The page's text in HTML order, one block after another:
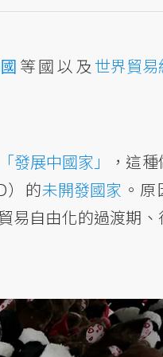
等國以及 世界貿
「發展中國家」
，這
）的未開發國家 。
易自由化的過渡期、